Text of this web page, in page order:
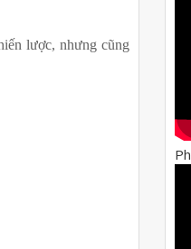
lược, nhưng cũng